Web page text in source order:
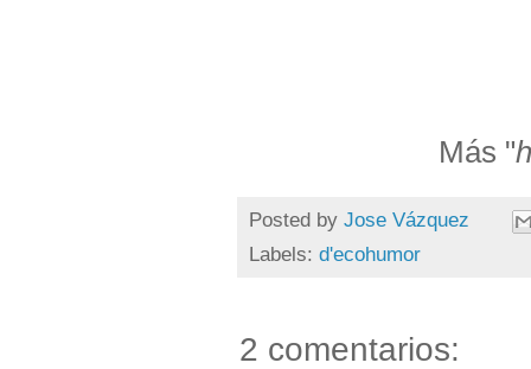
Más "
Posted by Jose Vázquez
Labels: d'ecohumor
2 comentarios: